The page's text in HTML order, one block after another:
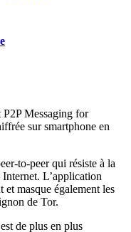
Messaging for
sur smartphone en
to-peer qui résiste à la
Internet. L’application
masque également les
de Tor.
de plus en plus